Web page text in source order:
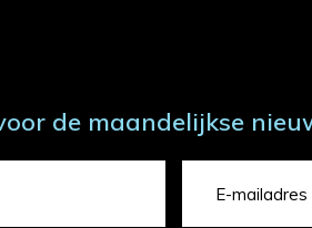
de maandelijkse